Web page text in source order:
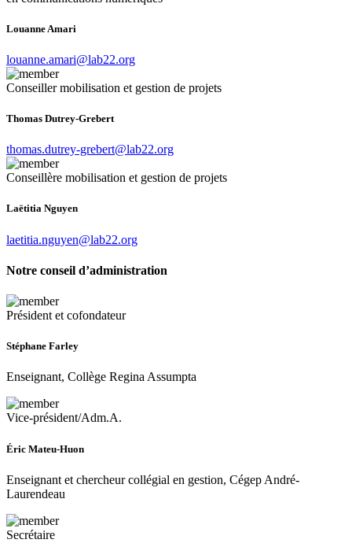
Louanne Amari
louanne.amari@lab22.org
Conseiller mobilisation et gestion de projets
Thomas Dutrey-Grebert
thomas.dutrey-grebert@lab22.org
Conseillère mobilisation et gestion de projets
Laëtitia Nguyen
laetitia.nguyen@lab22.org
Notre conseil d’administration
Président et cofondateur
Stéphane Farley
Enseignant, Collège Regina Assumpta
Vice-président/Adm.A.
Éric Mateu-Huon
Enseignant et chercheur collégial en gestion, Cégep André-
Laurendeau
Secrétaire